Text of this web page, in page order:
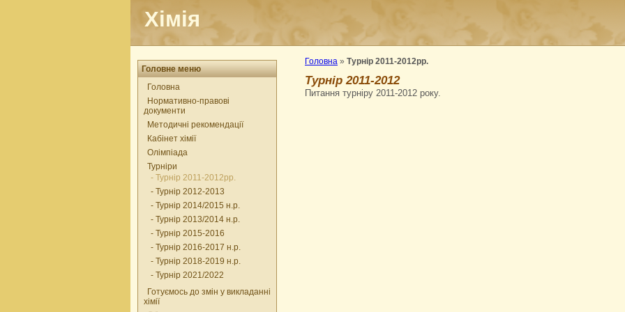
Хімія
Головне меню
Головна
Нормативно-правові
документи
Методичні рекомендації
Кабінет хімії
Олімпіада
Турніри
- Турнір 2011-2012рр.
- Турнір 2012-2013
- Турнір 2014/2015 н.р.
- Турнір 2013/2014 н.р.
- Турнір 2015-2016
- Турнір 2016-2017 н.р.
- Турнір 2018-2019 н.р.
- Турнір 2021/2022
Готуємось до змін у викладанні
хімії
Головна » Турнір 2011-2012рр.
Турнір 2011-2012
Питання турніру 2011-2012 року.